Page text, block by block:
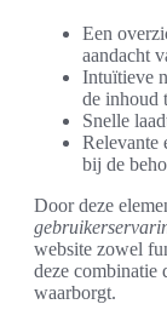
Een
aandacht
Intuïtieve
de inhoud
Snelle
Relevante
bij de
Door deze
website zowel
deze combinatie
waarborgt.